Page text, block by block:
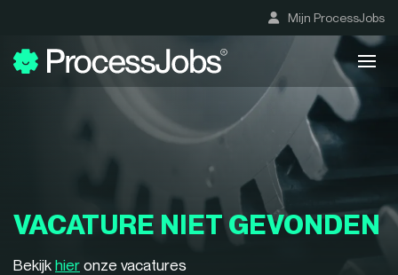
Mijn ProcessJobs
VACATURE NIET GEVONDEN
Bekijk hier onze vacatures